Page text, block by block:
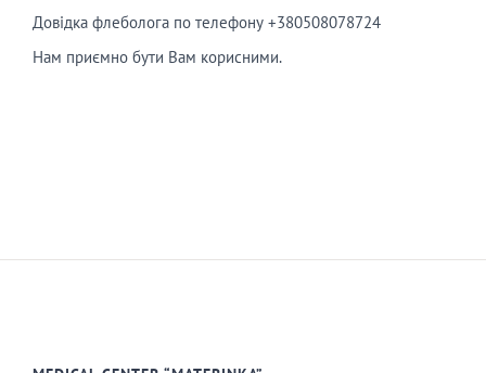
Довідка флеболога по телефону +380508078724
Нам приємно бути Вам корисними.